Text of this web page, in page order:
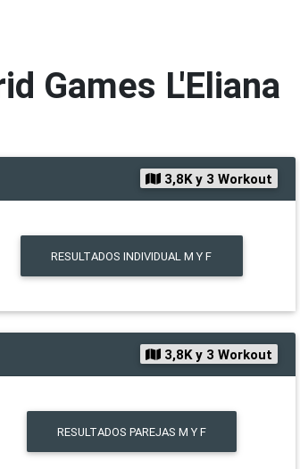
Games L'Eliana
3,8K y 3 Workout
RESULTADOS INDIVIDUAL M Y F
3,8K y 3 Workout
RESULTADOS PAREJAS M Y F